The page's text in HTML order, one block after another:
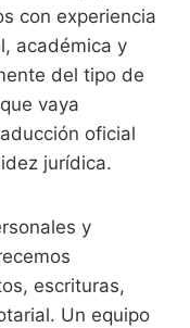
con experiencia
académica y
del tipo de
vaya
oficial
jurídica.
y
escrituras,
Un equipo